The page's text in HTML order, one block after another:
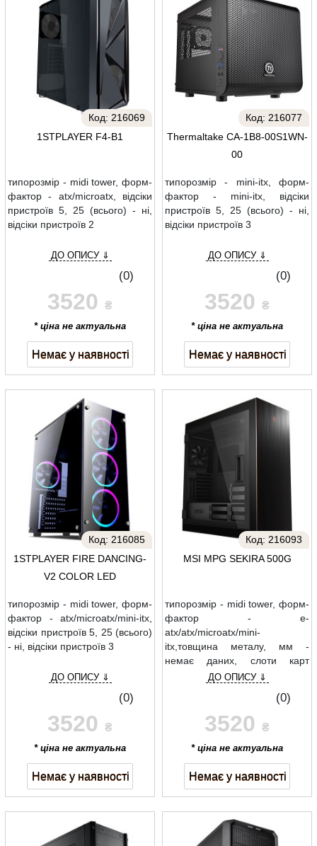
1STPLAYER F4-B1
Код: 216069
типорозмір - midi tower, форм-
фактор - atx/microatx, відсіки
пристроїв 5, 25 (всього) - ні,
відсіки пристроїв 2
ДО ОПИСУ ⇓
(0)
3520 ₴
* ціна не актуальна
Немає у наявності
Thermaltake CA-1B8-00S1WN-
00
Код: 216077
типорозмір - mini-itx, форм-
фактор - mini-itx, відсіки
пристроїв 5, 25 (всього) - ні,
відсіки пристроїв 3
ДО ОПИСУ ⇓
(0)
3520 ₴
* ціна не актуальна
Немає у наявності
1STPLAYER FIRE DANCING-
V2 COLOR LED
Код: 216085
типорозмір - midi tower, форм-
фактор - atx/microatx/mini-itx,
відсіки пристроїв 5, 25 (всього)
- ні, відсіки пристроїв 3
ДО ОПИСУ ⇓
(0)
3520 ₴
* ціна не актуальна
Немає у наявності
MSI MPG SEKIRA 500G
Код: 216093
типорозмір - midi tower, форм-
фактор - e-
atx/atx/microatx/mini-
itx,товщина металу, мм -
немає даних, слоти карт
розширення - 8+2
ДО ОПИСУ ⇓
(0)
3520 ₴
* ціна не актуальна
Немає у наявності